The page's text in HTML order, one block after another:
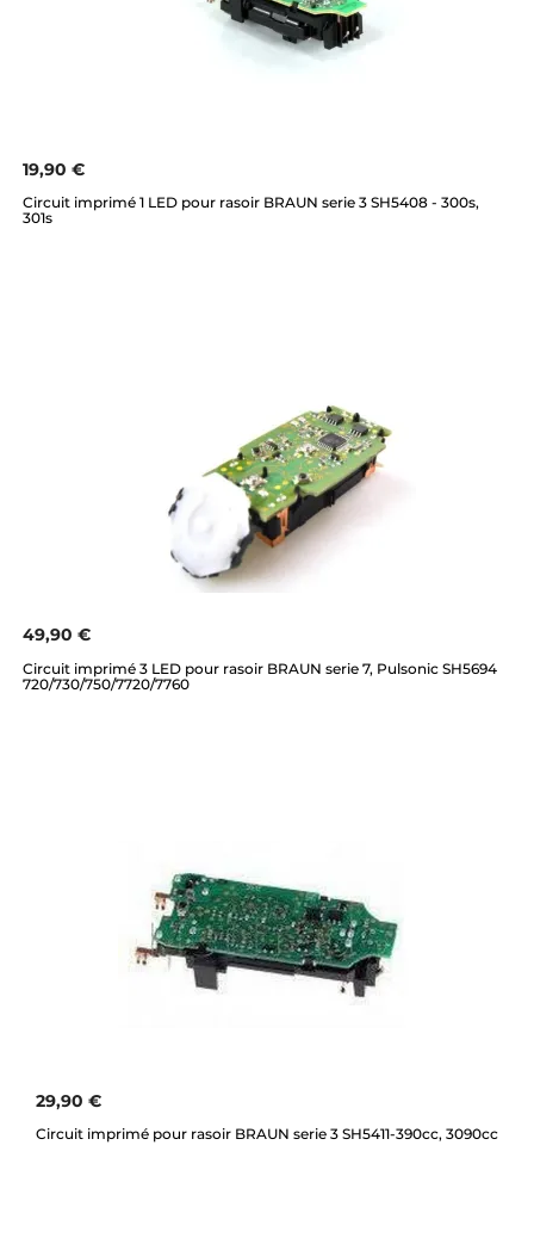
19,90 €
Circuit imprimé 1 LED pour rasoir BRAUN serie 3 SH5408 - 300s,
301s
49,90 €
Circuit imprimé 3 LED pour rasoir BRAUN serie 7, Pulsonic SH5694
720/730/750/7720/7760
29,90 €
Circuit imprimé pour rasoir BRAUN serie 3 SH5411-390cc, 3090cc